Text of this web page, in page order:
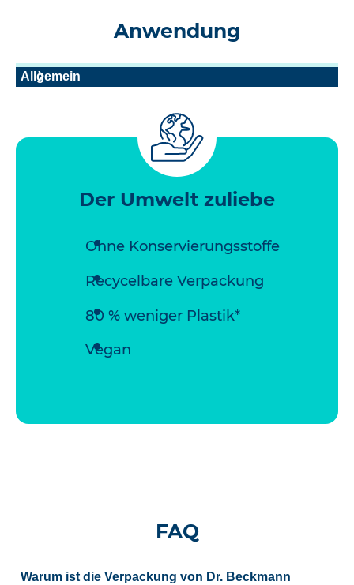
Anwendung
Allgemein
Der Umwelt zuliebe
Ohne Konservierungsstoffe
Recycelbare Verpackung
80 % weniger Plastik*
Vegan
FAQ
Warum ist die Verpackung von Dr. Beckmann